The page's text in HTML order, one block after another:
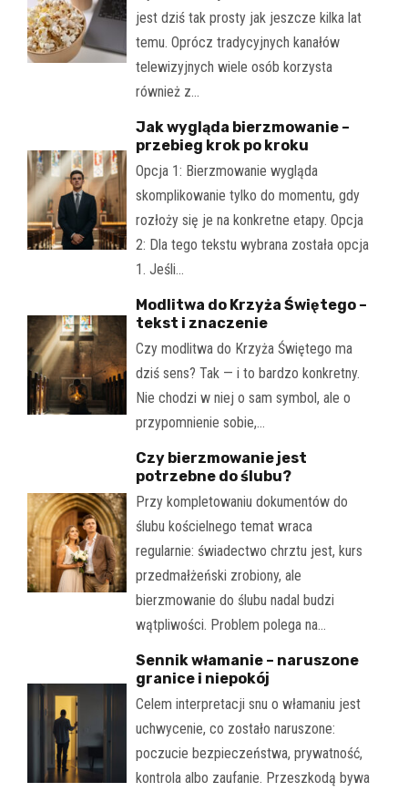
jest dziś tak prosty jak jeszcze kilka lat
temu. Oprócz tradycyjnych kanałów
telewizyjnych wiele osób korzysta
również z…
Jak wygląda bierzmowanie –
przebieg krok po kroku
Opcja 1: Bierzmowanie wygląda
skomplikowanie tylko do momentu, gdy
rozłoży się je na konkretne etapy. Opcja
2: Dla tego tekstu wybrana została opcja
1. Jeśli…
Modlitwa do Krzyża Świętego –
tekst i znaczenie
Czy modlitwa do Krzyża Świętego ma
dziś sens? Tak — i to bardzo konkretny.
Nie chodzi w niej o sam symbol, ale o
przypomnienie sobie,…
Czy bierzmowanie jest
potrzebne do ślubu?
Przy kompletowaniu dokumentów do
ślubu kościelnego temat wraca
regularnie: świadectwo chrztu jest, kurs
przedmałżeński zrobiony, ale
bierzmowanie do ślubu nadal budzi
wątpliwości. Problem polega na…
Sennik włamanie – naruszone
granice i niepokój
Celem interpretacji snu o włamaniu jest
uchwycenie, co zostało naruszone:
poczucie bezpieczeństwa, prywatność,
kontrola albo zaufanie. Przeszkodą bywa